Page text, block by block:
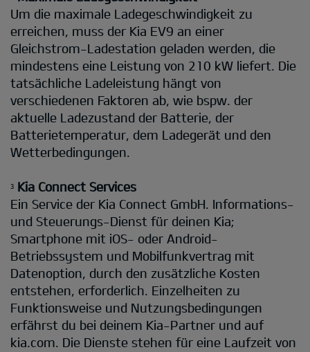
Um die maximale Ladegeschwindigkeit zu
erreichen, muss der Kia EV9 an einer
Gleichstrom-Ladestation geladen werden, die
mindestens eine Leistung von 210 kW liefert. Die
tatsächliche Ladeleistung hängt von
verschiedenen Faktoren ab, wie bspw. der
aktuelle Ladezustand der Batterie, der
Batterietemperatur, dem Ladegerät und den
Wetterbedingungen.
3 Kia Connect Services
Ein Service der Kia Connect GmbH. Informations-
und Steuerungs-Dienst für deinen Kia;
Smartphone mit iOS- oder Android-
Betriebssystem und Mobilfunkvertrag mit
Datenoption, durch den zusätzliche Kosten
entstehen, erforderlich. Einzelheiten zu
Funktionsweise und Nutzungsbedingungen
erfährst du bei deinem Kia-Partner und auf
kia.com. Die Dienste stehen für eine Laufzeit von